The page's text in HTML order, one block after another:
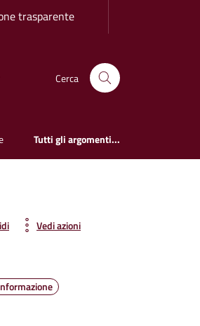
trasparente
Cerca
Tutti gli argomenti...
Vedi azioni